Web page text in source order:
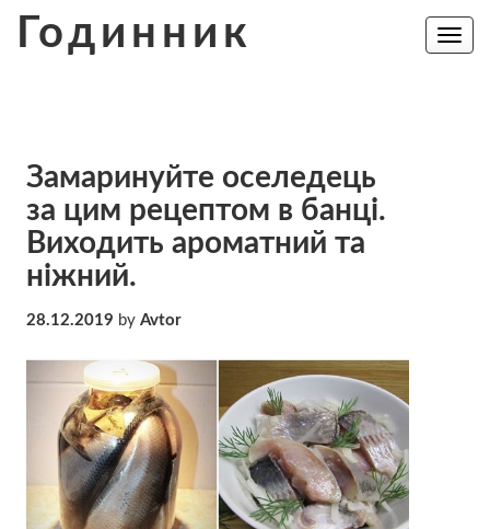
Годинник
Toggle
Замаринуйте оселедець
за цим рецептом в банці.
Виходить ароматний та
ніжний.
28.12.2019 by Avtor